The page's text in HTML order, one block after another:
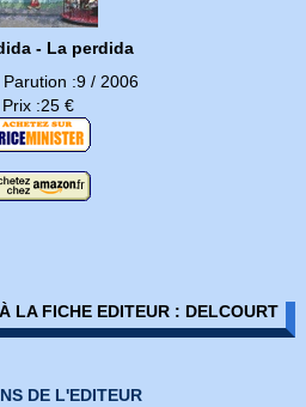
- La perdida
Parution :9 / 2006
Prix :25 €
LA FICHE EDITEUR : DELCOURT
DE L'EDITEUR